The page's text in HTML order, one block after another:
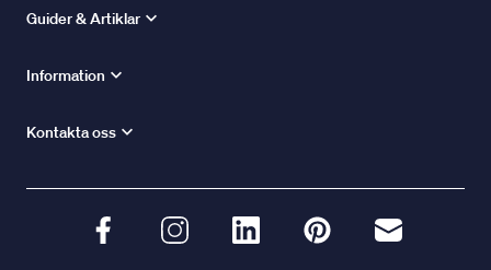
Guider & Artiklar
Information
Kontakta oss